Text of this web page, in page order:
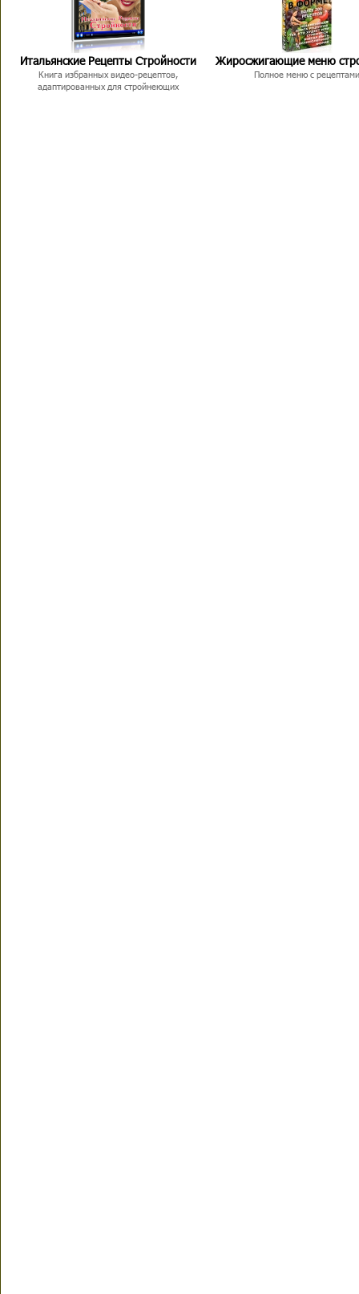
Итальянские Рецепты Стройности
Книга избранных видео-рецептов,
адаптированных для стройнеющих
Жиросжигающие меню
Полное меню с рецептами